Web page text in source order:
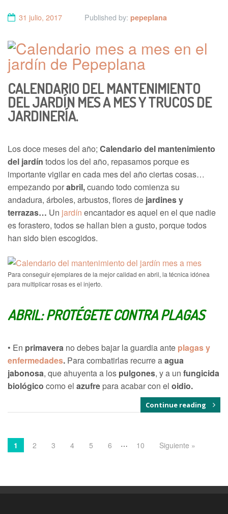
31 julio, 2017 Published by: pepeplana
CALENDARIO DEL MANTENIMIENTO
DEL JARDÍN MES A MES Y TRUCOS DE
JARDINERÍA.
Los doce meses del año; Calendario del mantenimiento
del jardín todos los del año, repasamos porque es
importante vigilar en cada mes del año ciertas cosas…
empezando porabril,cuando todo comienza su
andadura, árboles, arbustos, flores de jardines y
terrazas… Un jardín encantador es aquel en el que nadie
es forastero, todos se hallan bien a gusto, porque todos
han sido bien escogidos.
Para conseguir ejemplares de la mejor calidad en abril, la técnica idónea
para multiplicar rosas es el injerto.
ABRIL:PROTÉGETE CONTRA PLAGAS
• En primavera no debes bajar la guardia ante plagas y
enfermedades. Para combatirlas recurre aagua
jabonosa, que ahuyenta a los pulgones, y a un fungicida
biológico como el azufre para acabar con el oidio.
Continue reading
POST NAVIGATION
1 2 3 4 5 6 … 10 Siguiente »